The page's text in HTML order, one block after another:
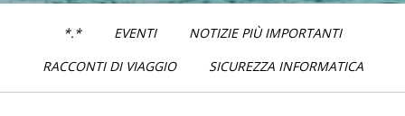
*.* EVENTI
NOTIZIE PIÙ IMPORTANTI
RACCONTI DI VIAGGIO
SICUREZZA INFORMATICA